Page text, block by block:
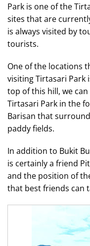
Park is one of the
sites that are
is always visited by
tourists.
One of the locations
visiting Tirtasari Park
top of this hill, we
Tirtasari Park in the
Barisan that
paddy fields.
In addition to Bukit
is certainly a friend
and the position of
that best friends can